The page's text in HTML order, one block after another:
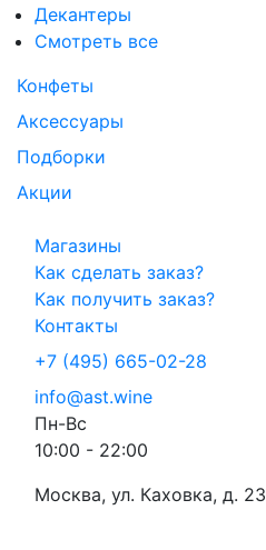
Декантеры
Смотреть все
Конфеты
Аксессуары
Подборки
Акции
Магазины
Как сделать заказ?
Как получить заказ?
Контакты
+7 (495) 665-02-28
info@ast.wine
Пн-Вс
10:00 - 22:00
Москва, ул. Каховка, д. 23